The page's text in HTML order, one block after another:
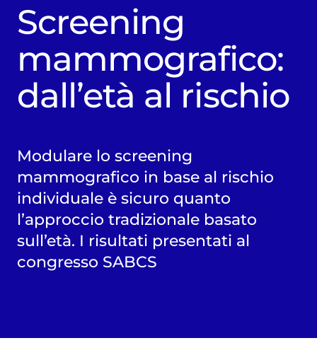
Screening
mammografico:
dall’età al rischio
Modulare lo screening
mammografico in base al rischio
individuale è sicuro quanto
l’approccio tradizionale basato
sull’età. I risultati presentati al
congresso SABCS